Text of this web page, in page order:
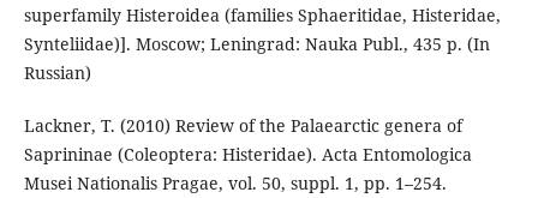
superfamily Histeroidea (families Sphaeritidae, Histeridae,
Synteliidae)]. Moscow; Leningrad: Nauka Publ., 435 p. (In
Russian)
Lackner, T. (2010) Review of the Palaearctic genera of
Saprininae (Coleoptera: Histeridae). Acta Entomologica
Musei Nationalis Pragae, vol. 50, suppl. 1, pp. 1–254.